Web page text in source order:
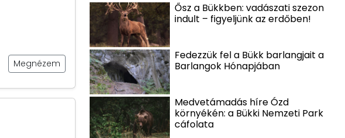
Megnézem
Ősz a Bükkben: vadászati szezon
indult – figyeljünk az erdőben!
Fedezzük fel a Bükk barlangjait a
Barlangok Hónapjában
Medvetámadás híre Ózd
környékén: a Bükki Nemzeti Park
cáfolata